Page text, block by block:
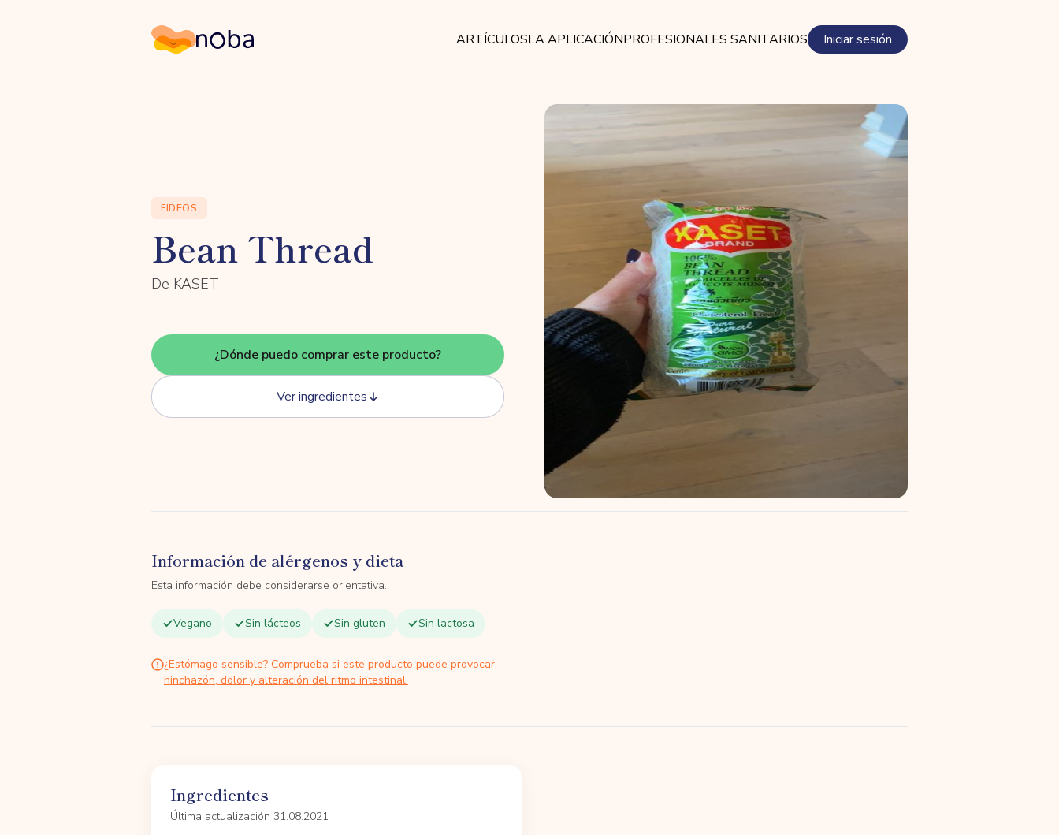
Noba ARTÍCULOSLA APLICACIÓNPROFESIONALES SANITARIOS Iniciar sesión
FIDEOS
Bean Thread
De KASET
¿Dónde puedo comprar este producto?
Ver ingredientes
Información de alérgenos y dieta
Esta información debe considerarse orientativa.
Vegano Sin lácteos Sin gluten Sin lactosa
¿Estómago sensible? Comprueba si este producto puede provocar
hinchazón, dolor y alteración del ritmo intestinal.
Ingredientes
Última actualización 31.08.2021